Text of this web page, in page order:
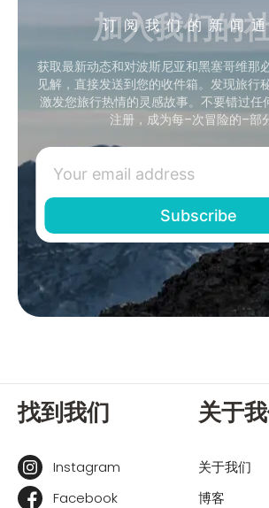
订阅我们的新闻
加入我们的
获取最新动态和对波斯尼亚和黑塞哥维那
见解，直接发送到您的收件箱。发现旅行
激发您旅行热情的灵感故事。不要错过任
注册，成为每–次冒险的–部
找到我们
Instagram
Facebook
关于
关于我们
博客